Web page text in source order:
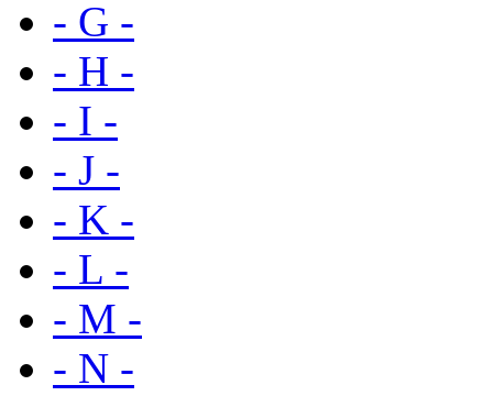
- G -
- H -
- I -
- J -
- K -
- L -
- M -
- N -